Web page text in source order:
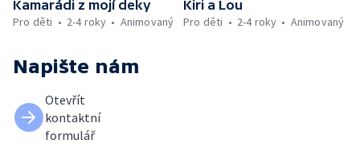
Kamarádi z mojí deky
Pro děti
2-4 roky Animovaný
Kiri a Lou
Pro děti
2-4 roky Animovaný
Napište nám
Otevřít
kontaktní
formulář